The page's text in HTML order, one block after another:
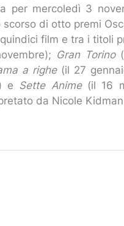
per mercoledì 3
di otto premi
film e tra i titoli
Gran Torino
a righe (il 27
e Sette Anime (il 16
da Nicole